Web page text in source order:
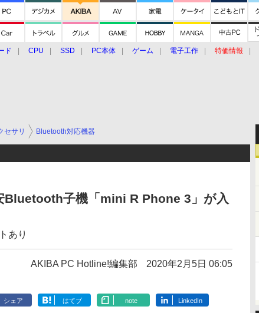
ド CPU SSD PC本体 ゲーム 電子工作 特価情報
セサリ Bluetooth対応機器
Bluetooth子機「mini R Phone 3」が入
あり
AKIBA PC Hotline!編集部 2020年2月5日 06:05
シェア はてブ note LinkedIn